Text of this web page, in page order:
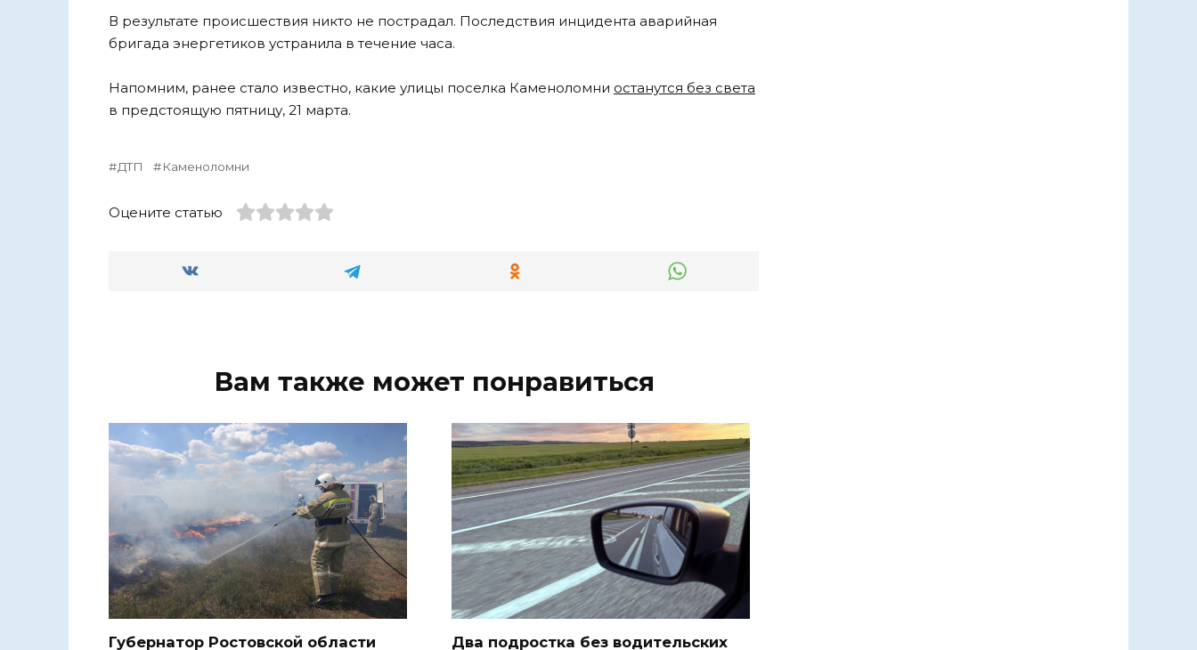
В результате происшествия никто не пострадал. Последствия инцидента аварийная
бригада энергетиков устранила в течение часа.
Напомним, ранее стало известно, какие улицы поселка Каменоломни останутся без света
в предстоящую пятницу, 21 марта.
ДТП Каменоломни
Оцените статью
Вам также может понравиться
Губернатор Ростовской области
Два подростка без водительских